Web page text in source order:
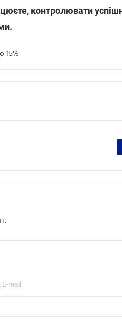
контролювати
15%